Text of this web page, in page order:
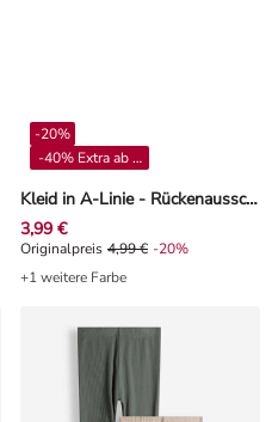
Kleid in A-Linie - Rückenausschnitt - Off-White
-20%
-40% Extra ab 4**
3,99 €
Originalpreis 4,99 €, Rabat -20%
Originalpreis 4,99 € -20%
+1 weitere Farbe